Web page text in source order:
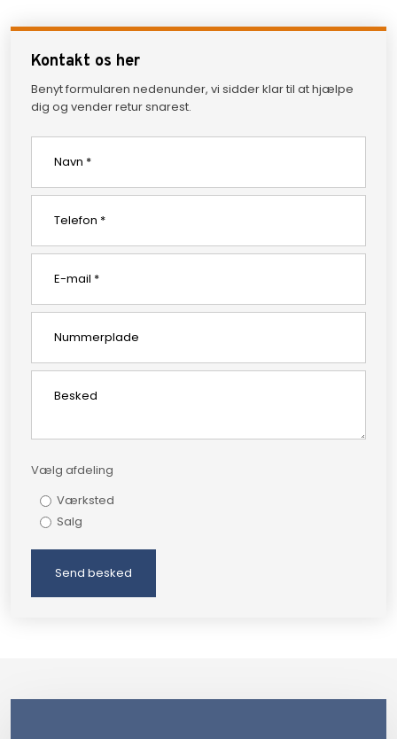
Kontakt os her
Benyt formularen nedenunder, vi sidder klar til at hjælpe
dig og vender retur snarest.
Vælg afdeling
Værksted
Salg